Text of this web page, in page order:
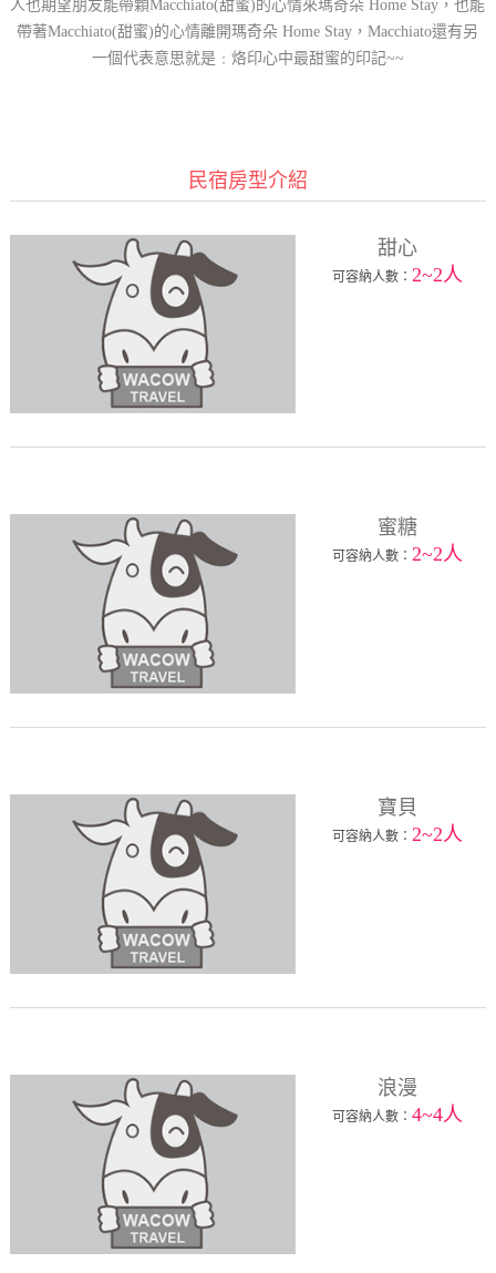
人也期望朋友能帶顆Macchiato(甜蜜)的心情來瑪奇朵 Home Stay，也能
帶著Macchiato(甜蜜)的心情離開瑪奇朵 Home Stay，Macchiato還有另
一個代表意思就是﹕烙印心中最甜蜜的印記~~
民宿房型介紹
甜心
可容納人數： 2~2人
蜜糖
可容納人數：2~2人
寶貝
可容納人數：2~2人
浪漫
可容納人數：4~4人